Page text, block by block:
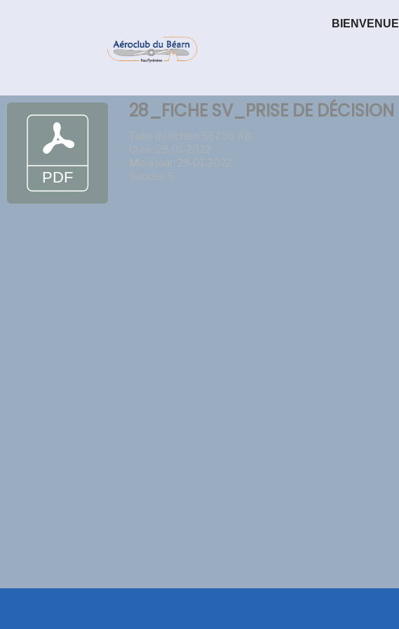
BIENVENUE
28_FICHE SV_PRISE DE DÉCISION
Taille du fichier: 567.96 KB
Créé: 29-01-2022
Mis à jour: 29-01-2022
Succès: 6